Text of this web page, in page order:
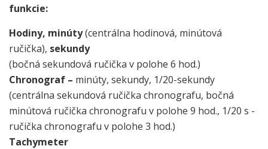
funkcie:
Hodiny, minúty(centrálna hodinová, minútová
ručička), sekundy
(bočná sekundová ručička v polohe 6 hod.)
Chronograf – minúty, sekundy, 1/20-sekundy
(centrálna sekundová ručička chronografu, bočná
minútová ručička chronografu v polohe 9 hod., 1/20 s -
ručička chronografu v polohe 3 hod.)
Tachymeter